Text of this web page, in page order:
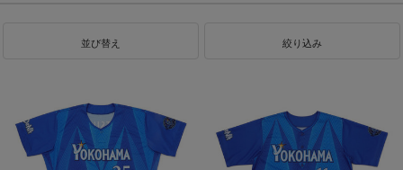
並び替え 絞り込み